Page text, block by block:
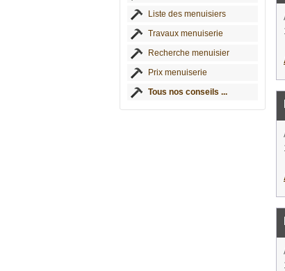
Liste des menuisiers
Travaux menuiserie
Recherche menuisier
Prix menuiserie
Tous nos conseils ...